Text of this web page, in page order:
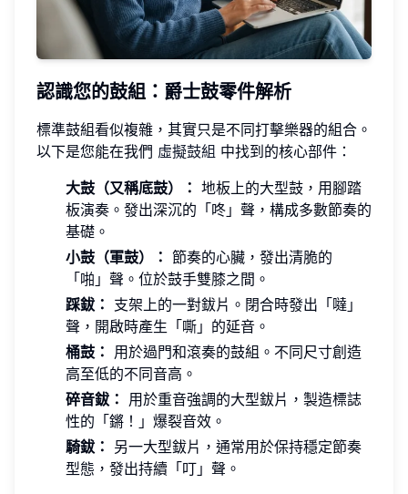
認識您的鼓組：爵士鼓零件解析
標準鼓組看似複雜，其實只是不同打擊樂器的組合。
以下是您能在我們 虛擬鼓組 中找到的核心部件：
大鼓（又稱底鼓）： 地板上的大型鼓，用腳踏
板演奏。發出深沉的「咚」聲，構成多數節奏的
基礎。
小鼓（軍鼓）： 節奏的心臟，發出清脆的
「啪」聲。位於鼓手雙膝之間。
踩鈸： 支架上的一對鈸片。閉合時發出「噠」
聲，開啟時產生「嘶」的延音。
桶鼓： 用於過門和滾奏的鼓組。不同尺寸創造
高至低的不同音高。
碎音鈸： 用於重音強調的大型鈸片，製造標誌
性的「鏘！」爆裂音效。
騎鈸： 另一大型鈸片，通常用於保持穩定節奏
型態，發出持續「叮」聲。